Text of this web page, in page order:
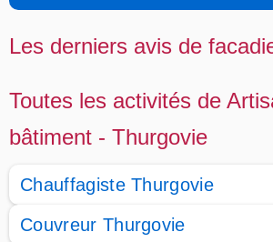
Les derniers avis de
Toutes les activités de
bâtiment - Thurgovie
Chauffagiste Thurgovie
Couvreur Thurgovie